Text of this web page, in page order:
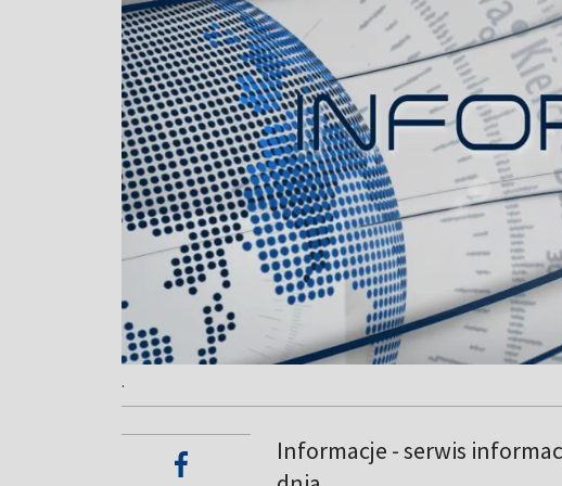
.
Informacje - serwis